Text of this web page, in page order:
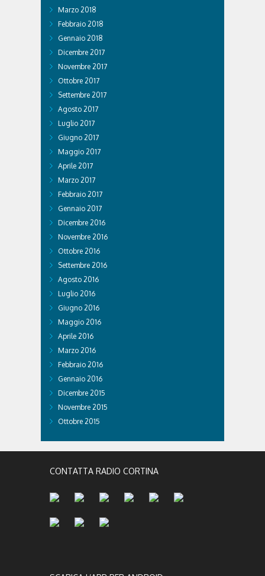
Marzo 2018
Febbraio 2018
Gennaio 2018
Dicembre 2017
Novembre 2017
Ottobre 2017
Settembre 2017
Agosto 2017
Luglio 2017
Giugno 2017
Maggio 2017
Aprile 2017
Marzo 2017
Febbraio 2017
Gennaio 2017
Dicembre 2016
Novembre 2016
Ottobre 2016
Settembre 2016
Agosto 2016
Luglio 2016
Giugno 2016
Maggio 2016
Aprile 2016
Marzo 2016
Febbraio 2016
Gennaio 2016
Dicembre 2015
Novembre 2015
Ottobre 2015
CONTATTA RADIO CORTINA